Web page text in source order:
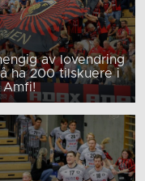
av lovendring
ha 200 tilskuere i
Amfi!